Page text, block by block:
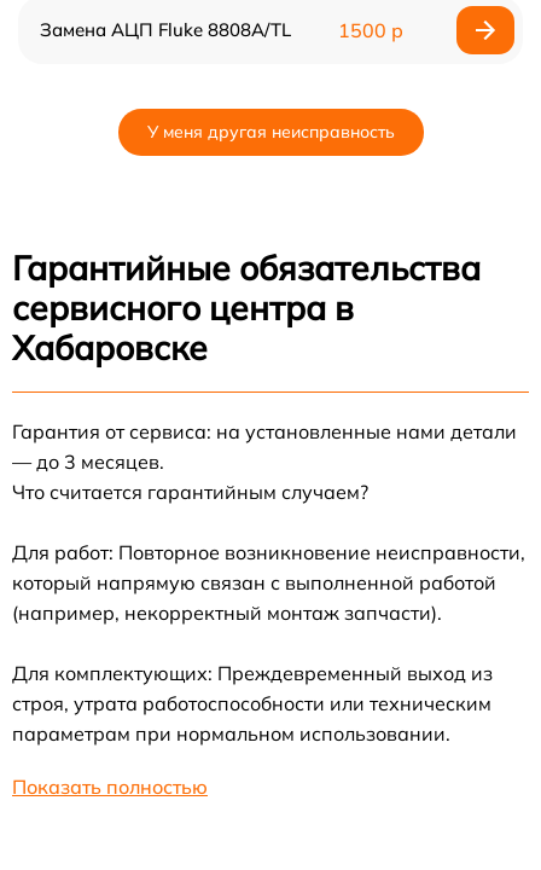
Замена АЦП Fluke 8808A/TL 1500 р
У меня другая неисправность
Гарантийные обязательства
сервисного центра в
Хабаровске
Гарантия от сервиса: на установленные нами детали
— до 3 месяцев.
Что считается гарантийным случаем?
Для работ: Повторное возникновение неисправности,
который напрямую связан с выполненной работой
(например, некорректный монтаж запчасти).
Для комплектующих: Преждевременный выход из
строя, утрата работоспособности или техническим
параметрам при нормальном использовании.
Показать полностью